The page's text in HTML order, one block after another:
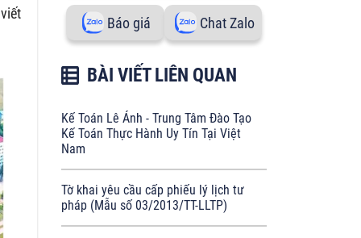
Báo giá Chat Zalo
BÀI VIẾT LIÊN QUAN
Kế Toán Lê Ánh - Trung Tâm Đào Tạo
Kế Toán Thực Hành Uy Tín Tại Việt
Nam
Tờ khai yêu cầu cấp phiếu lý lịch tư
pháp (Mẫu số 03/2013/TT-LLTP)